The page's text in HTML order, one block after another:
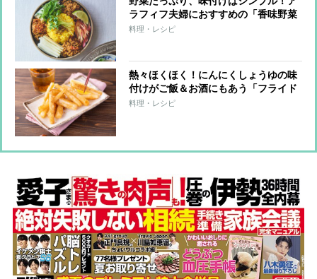
ラフィフ夫婦におすすめの「香味野菜
と一緒に！和風キーマカレー」レシピ
料理・レシピ
熱々ほくほく！にんにくしょうゆの味
付けがご飯＆お酒にもあう「フライド
長芋」【もあいかすみ ラクウマレシ
料理・レシピ